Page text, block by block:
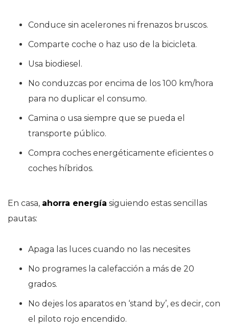
Conduce sin acelerones ni frenazos bruscos.
Comparte coche o haz uso de la bicicleta.
Usa biodiesel.
No conduzcas por encima de los 100 km/hora
para no duplicar el consumo.
Camina o usa siempre que se pueda el
transporte público.
Compra coches energéticamente eficientes o
coches híbridos.
En casa, ahorra energía siguiendo estas sencillas
pautas:
Apaga las luces cuando no las necesites
No programes la calefacción a más de 20
grados.
No dejes los aparatos en ‘stand by’, es decir, con
el piloto rojo encendido.